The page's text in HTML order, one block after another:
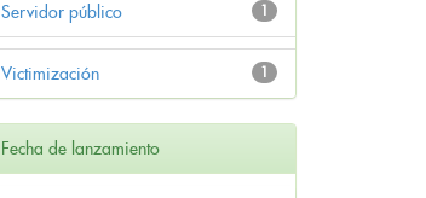
1
Servidor público
1
Victimización
Fecha de lanzamiento